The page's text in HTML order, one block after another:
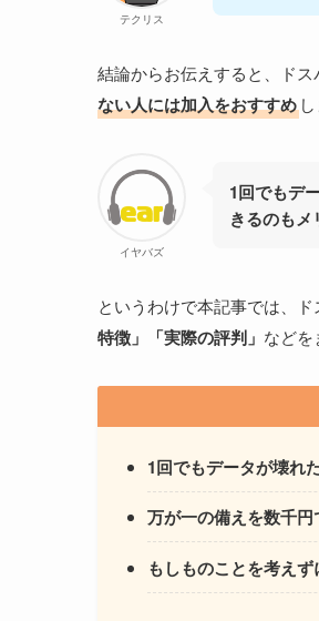
テクリス
結論からお伝えすると、ド
ない人には加入をおすすめ
イヤバズ
1回でもデ
きるのもメ
というわけで本記事では、
特徴」「実際の評判」 などを
1回でもデータが壊れ
万が一の備えを数千円
もしものことを考え